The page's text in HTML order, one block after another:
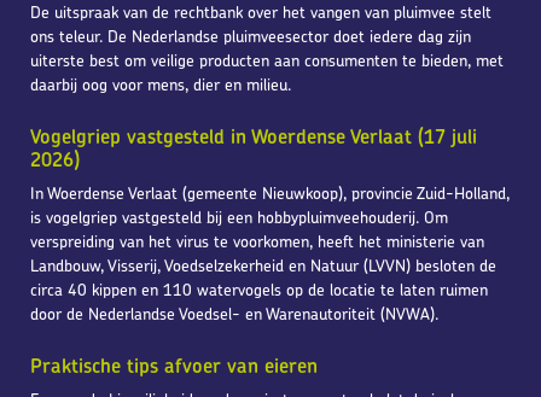
De uitspraak van de rechtbank over het vangen van pluimvee stelt
ons teleur. De Nederlandse pluimveesector doet iedere dag zijn
uiterste best om veilige producten aan consumenten te bieden, met
daarbij oog voor mens, dier en milieu.
Vogelgriep vastgesteld in Woerdense Verlaat (17 juli
2026)
In Woerdense Verlaat (gemeente Nieuwkoop), provincie Zuid-Holland,
is vogelgriep vastgesteld bij een hobbypluimveehouderij. Om
verspreiding van het virus te voorkomen, heeft het ministerie van
Landbouw, Visserij, Voedselzekerheid en Natuur (LVVN) besloten de
circa 40 kippen en 110 watervogels op de locatie te laten ruimen
door de Nederlandse Voedsel- en Warenautoriteit (NVWA).
Praktische tips afvoer van eieren